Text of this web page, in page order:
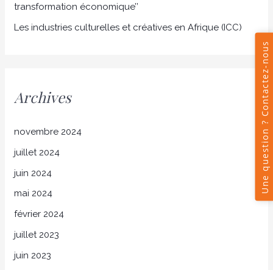
transformation économique’’
Les industries culturelles et créatives en Afrique (ICC)
Archives
novembre 2024
juillet 2024
juin 2024
mai 2024
février 2024
juillet 2023
juin 2023